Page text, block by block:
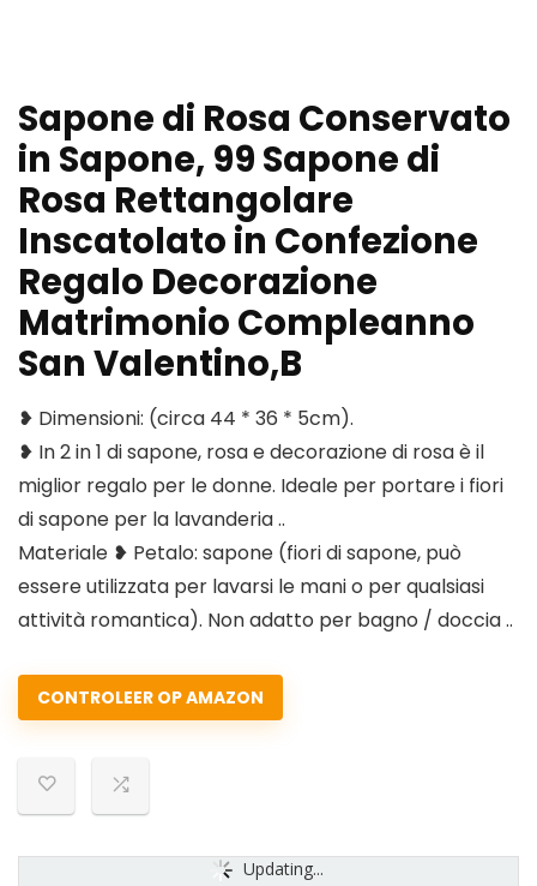
Sapone di Rosa Conservato
in Sapone, 99 Sapone di
Rosa Rettangolare
Inscatolato in Confezione
Regalo Decorazione
Matrimonio Compleanno
San Valentino,B
❥ Dimensioni: (circa 44 * 36 * 5cm).
❥ In 2 in 1 di sapone, rosa e decorazione di rosa è il
miglior regalo per le donne. Ideale per portare i fiori
di sapone per la lavanderia ..
Materiale ❥ Petalo: sapone (fiori di sapone, può
essere utilizzata per lavarsi le mani o per qualsiasi
attività romantica). Non adatto per bagno / doccia ..
CONTROLEER OP AMAZON
Updating...